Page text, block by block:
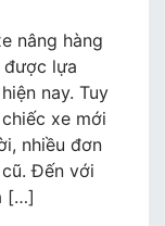
nâng hàng
được lựa
nay. Tuy
xe mới
nhiều đơn
Đến với
[…]